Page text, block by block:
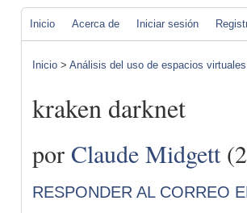
Inicio Acerca de Iniciar sesión
Inicio > Análisis del uso de espacios
kraken darknet
por Claude Midgett
RESPONDER AL CORREO